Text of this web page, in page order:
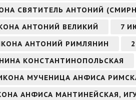
СВЯТИТЕЛЬ АНТОНИЙ
АНТОНИЙ ВЕЛИКИЙ
7
АНТОНИЙ РИМЛЯНИН
КОНСТАНТИНОПОЛЬСКАЯ
МУЧЕНИЦА АНФИСА
АНФИСА МАНТИНЕЙСКАЯ,